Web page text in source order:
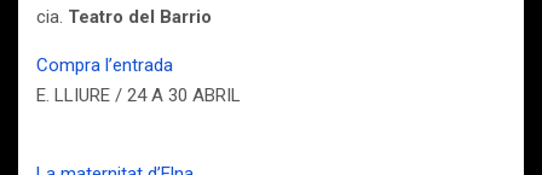
cia. Teatro del Barrio
Compra l’entrada
E. LLIURE / 24 A 30 ABRIL